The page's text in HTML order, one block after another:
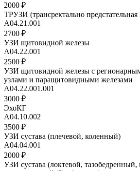
2000 ₽
ТРУЗИ (трансректально предстательная
А04.21.001
2700 ₽
УЗИ щитовидной железы
А04.22.001
2500 ₽
УЗИ щитовидной железы с
узлами и паращитовидными железами
А04.22.001.001
3000 ₽
ЭхоКГ
А04.10.002
3500 ₽
УЗИ сустава (плечевой, коленный)
A04.04.001
2000 ₽
УЗИ сустава (локтевой, тазобедренный,